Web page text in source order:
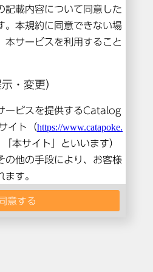
閲覧できません。